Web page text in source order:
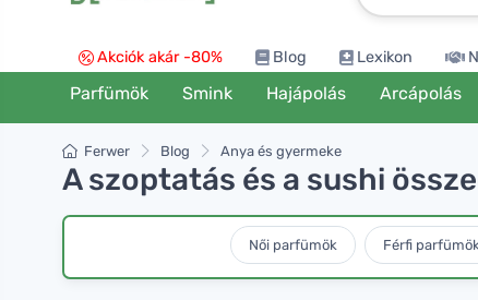
Akciók akár -80% Blog Lexikon
Parfümök Smink Hajápolás Arcápolás
Ferwer Blog Anya és gyermeke
A szoptatás és a sushi
Női parfümök Férfi parfümök